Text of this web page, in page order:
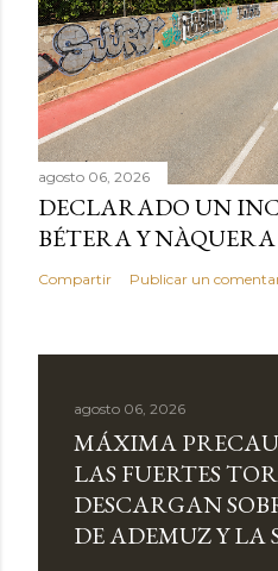
agosto 06, 2026
DECLARADO UN
BÉTERA Y NÀQUERA
Compartir Publicar un
agosto 06, 2026
MÁXIMA
LAS FUERTES
DESCARGAN
DE ADEMUZ Y LA